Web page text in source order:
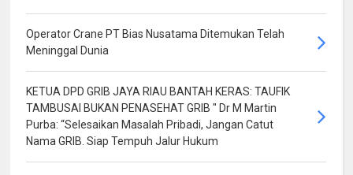
Operator Crane PT Bias Nusatama Ditemukan Telah
Meninggal Dunia
KETUA DPD GRIB JAYA RIAU BANTAH KERAS: TAUFIK
TAMBUSAI BUKAN PENASEHAT GRIB " Dr M Martin
Purba: “Selesaikan Masalah Pribadi, Jangan Catut
Nama GRIB. Siap Tempuh Jalur Hukum